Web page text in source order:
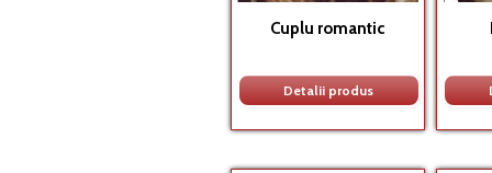
Cuplu romantic
Detalii produs